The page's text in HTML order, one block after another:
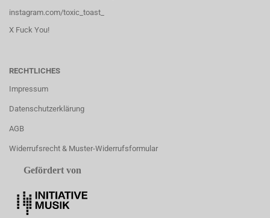
instagram.com/toxic_toast_
X Fuck You!
RECHTLICHES
Impressum
Datenschutzerklärung
AGB
Widerrufsrecht & Muster-Widerrufsformular
Gefördert von